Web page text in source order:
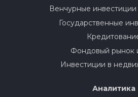
Венчурные инвестиции
Государственные
Фондовый рынок
Инвестиции в
Аналитика